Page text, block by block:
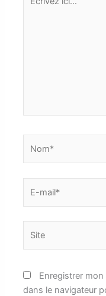
mail*
Enregistrer
dans le navigateur